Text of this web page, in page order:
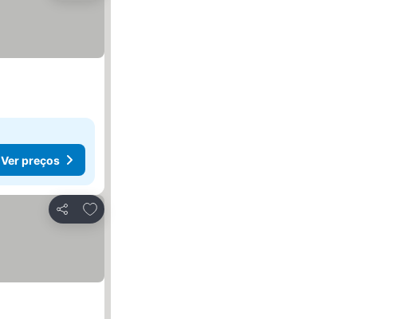
Ver preços
Partilhar
Adicionar aos favoritos